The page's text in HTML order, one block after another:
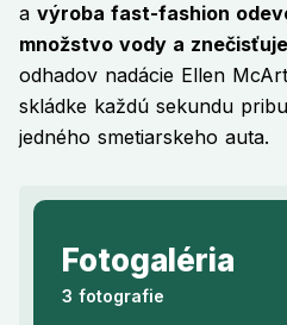
a výroba fast-fashion
množstvo vody a
odhadov nadácie Ellen
skládke každú sekundu
jedného smetiarskeho auta.
Fotogaléria
3 fotografie